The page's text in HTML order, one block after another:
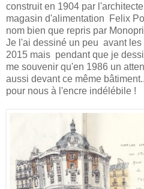
construit en 1904 par
magasin d'alimentation Felix
nom bien que repris par
Je l'ai dessiné un peu avant les
2015 mais pendant que je
me souvenir qu'en 1986 un
aussi devant ce même
pour nous à l'encre indélébile !